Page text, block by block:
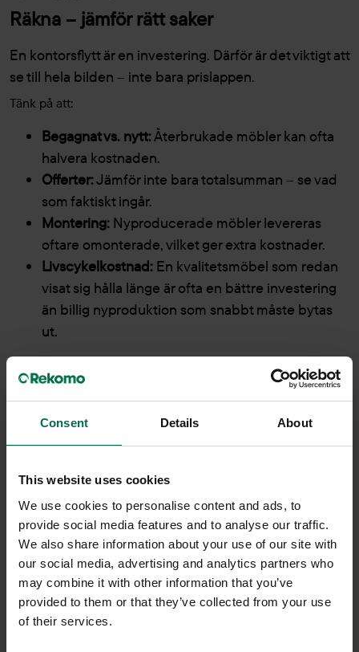
Consent Details About
This website uses cookies
We use cookies to personalise content and ads, to
provide social media features and to analyse our traffic.
We also share information about your use of our site with
our social media, advertising and analytics partners who
may combine it with other information that you’ve
provided to them or that they’ve collected from your use
of their services.
Räkna – jämför rätt saker
En kontorsflytt är en investering. Därför är det viktigt att
se till hela bilden – inte bara prislappen.
Tänk på att:
Begagnat vs. nytt:Återbrukade möbler kan ofta
halvera kostnaden.
Offerter:Jämför inte bara totalsumman – se vad
som faktiskt ingår.
Montering: Nyproducerade möbler levereras
oftare omonterade, vilket ger extra kostnader.
Livscykelkostnad: En kvalitetsmöbel som redan
visat sig hålla länge är ofta en bättre investering
än billig nyproduktion som snabbt måste bytas
ut.
Få kostnadsfri